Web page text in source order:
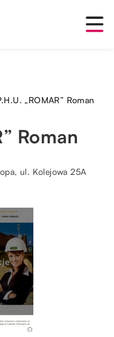
„ROMAR” Roman
Roman
ul. Kolejowa 25A